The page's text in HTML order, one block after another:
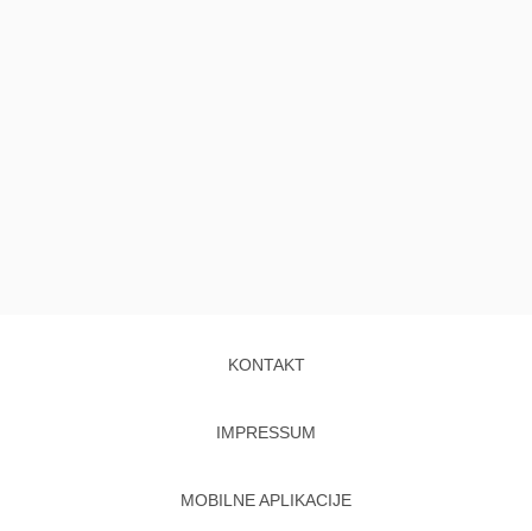
KONTAKT
IMPRESSUM
MOBILNE APLIKACIJE